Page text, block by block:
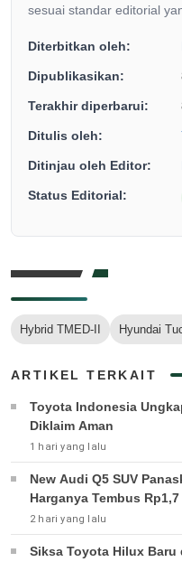
sesuai standar editorial
Diterbitkan oleh:
Dipublikasikan:
Terakhir diperbarui:
Ditulis oleh:
Ditinjau oleh Editor:
Status Editorial:
Hybrid TMED-II Hyundai
ARTIKEL TERKAIT
Toyota Indonesia
Diklaim Aman
1 hari yang lalu
New Audi Q5 SUV
Harganya Tembus
2 hari yang lalu
Siksa Toyota Hilux